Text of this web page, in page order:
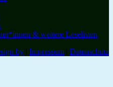
& weitere Leselisten
by
Impressum Datenschutz